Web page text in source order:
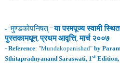
- "मुण्डकोपनिषत् "या परमपूज्य स्वामी
पुस्तकामधून,प्रथमआवृत्ति, मार्च २००७
- Reference: "Mundakopanishad" by
Sthitapradnyanand Saraswati, 1st Edition,